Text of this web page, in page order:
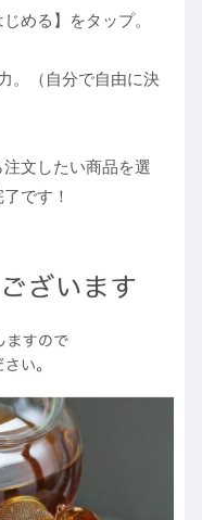
める】をタップ。
。（自分で自由に決
文したい商品を選
です！